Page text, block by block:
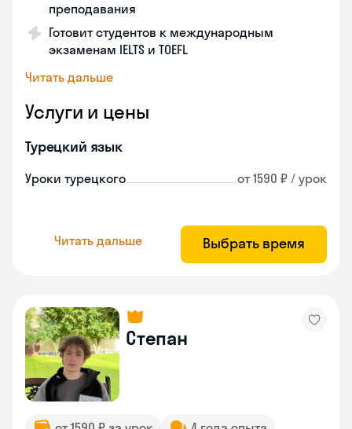
преподавания
Готовит студентов к международным
экзаменам IELTS и TOEFL
Читать дальше
Услуги и цены
Турецкий язык
Уроки турецкого от 1590 ₽ / урок
Читать дальше Выбрать время
Степан